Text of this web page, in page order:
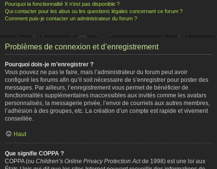
Pourquoi la fonctionnalité X n’est pas disponible ?
Qui contacter pour les abus ou les questions légales concernant ce forum ?
Comment puis-je contacter un administrateur du forum ?
Problèmes de connexion et d’enregistrement
Pourquoi dois-je m’enregistrer ?
Vous pouvez ne pas le faire, mais l’administrateur du forum peut avoir
configuré les forums afin qu’il soit nécessaire de s’enregistrer pour poster des
messages. Par ailleurs, l’enregistrement vous permet de bénéficier de
fonctionnalités supplémentaires inaccessibles aux invités comme les avatars
personnalisés, la messagerie privée, l’envoi de courriels aux autres membres,
l’adhésion à des groupes, etc. La création d’un compte est rapide et vivement
conseillée.
Haut
Que signifie COPPA ?
COPPA (ou Children’s Online Privacy Protection Actde 1998) est une loi aux